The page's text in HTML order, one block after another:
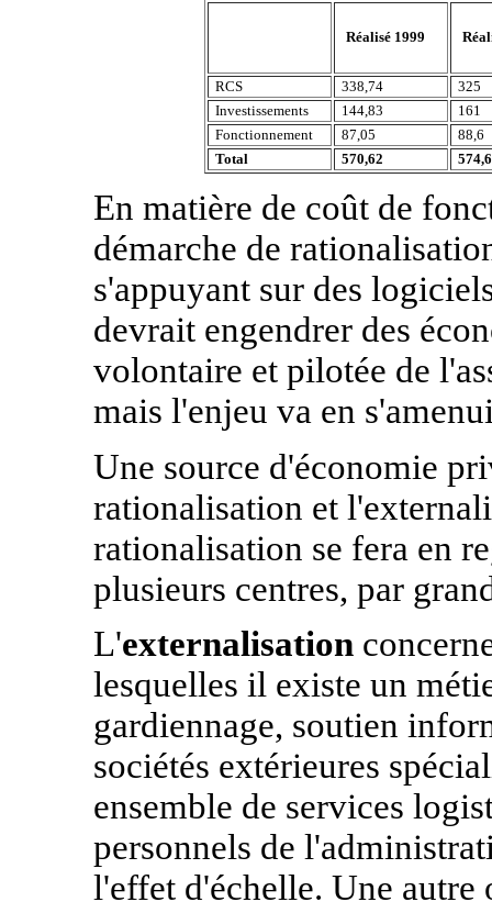
Réalisé 1999
RCS 338,74
325
Investissements
144,83
161
Fonctionnement
87,05
88,6
Total
570,62 574,6
En matière de coût de
démarche de
s'appuyant sur des
devrait engendrer des
volontaire et pilotée de
mais l'enjeu va en
Une source d'économie
rationalisation et
rationalisation se fera en
plusieurs centres, par
L'externalisation
lesquelles il existe un
gardiennage, soutien
sociétés extérieures
ensemble de services
personnels de
l'effet d'échelle. Une autre